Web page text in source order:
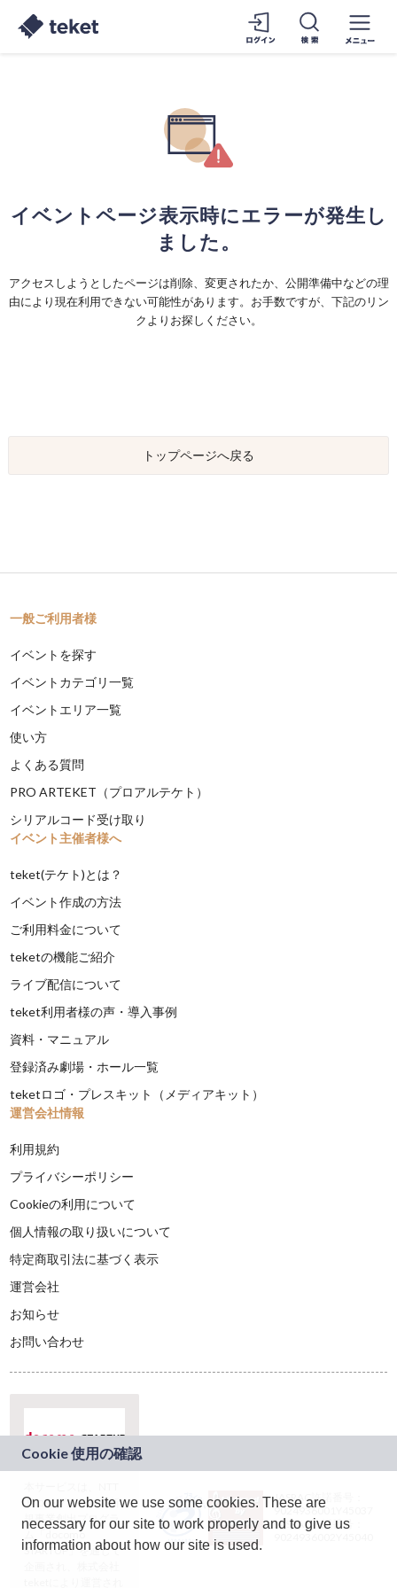
イベントページ表示時にエラーが発生し
ました。
アクセスしようとしたページは削除、変更されたか、公開準備中などの理
由により現在利用できない可能性があります。お手数ですが、下記のリン
クよりお探しください。
トップページへ戻る
一般ご利用者様
イベントを探す
イベントカテゴリ一覧
イベントエリア一覧
使い方
よくある質問
PRO ARTEKET（プロアルテケト）
シリアルコード受け取り
イベント主催者様へ
teket(テケト)とは？
イベント作成の方法
ご利用料金について
teketの機能ご紹介
ライブ配信について
teket利用者様の声・導入事例
資料・マニュアル
登録済み劇場・ホール一覧
teketロゴ・プレスキット（メディアキット）
運営会社情報
利用規約
プライバシーポリシー
Cookieの利用について
個人情報の取り扱いについて
特定商取引法に基づく表示
運営会社
お知らせ
お問い合わせ
ドコモグループの新
規事業創出プログラ
ム「docomo
STARTUP」を通じて
JASRAC許諾番号：
9024936001Y45037
JASRAC許諾番号：
On our website we use some cookies. These are
necessary for our site to work properly and to give us
information about how our site is used.